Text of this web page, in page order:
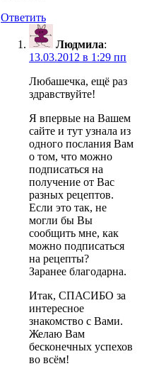
Ответить
Людмила:
13.03.2012 в 1:29 пп
Любашечка, ещё раз
здравствуйте!
Я впервые на Вашем
сайте и тут узнала из
одного послания Вам
о том, что можно
подписаться на
получение от Вас
разных рецептов.
Если это так, не
могли бы Вы
сообщить мне, как
можно подписаться
на рецепты?
Заранее благодарна.
Итак, СПАСИБО за
интересное
знакомство с Вами.
Желаю Вам
бесконечных успехов
во всём!